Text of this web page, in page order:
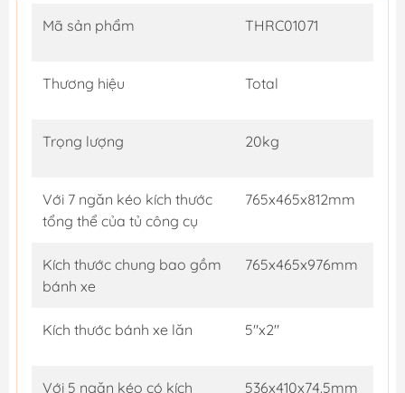
Mã sản phẩm THRC01071
Thương hiệu Total
Trọng lượng 20kg
Với 7 ngăn kéo kích thước
tổng thể của tủ công cụ
765x465x812mm
Kích thước chung bao gồm
bánh xe
765x465x976mm
Kích thước bánh xe lăn 5"x2"
Với 5 ngăn kéo có kích 536x410x74.5mm